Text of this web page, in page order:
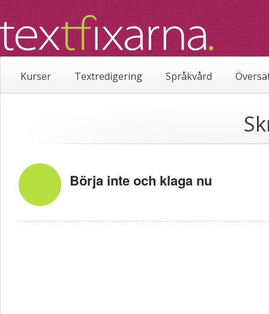
Kurser Textredigering Språkvård
Börja inte och klaga nu